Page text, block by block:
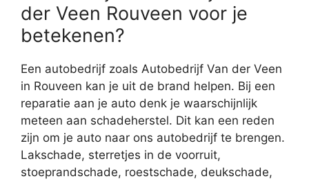
der Veen Rouveen voor je
betekenen?
Een autobedrijf zoals Autobedrijf Van der Veen
in Rouveen kan je uit de brand helpen. Bij een
reparatie aan je auto denk je waarschijnlijk
meteen aan schadeherstel. Dit kan een reden
zijn om je auto naar ons autobedrijf te brengen.
Lakschade, sterretjes in de voorruit,
stoeprandschade, roestschade, deukschade,